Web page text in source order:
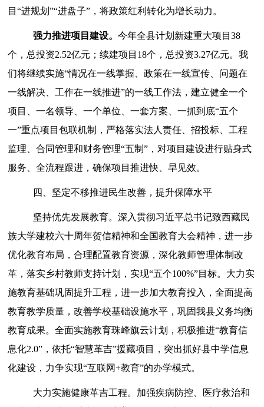
目“进规划”“进盘子”，将政策红利转化为增长动力。
强力推进项目建设。今年全县计划新建重大项目38
个，总投资2.52亿元；续建项目18个，总投资3.27亿元。我
们将继续实施“情况在一线掌握、政策在一线宣传、问题在
一线解决、工作在一线推进”的一线工作法，建立健全一个
项目、一名领导、一个单位、一套方案、一抓到底“五个
一”重点项目包联机制， 严格落实法人责任、招投标、工程
监理、合同管理和财务管理“五制”， 对项目建设进行贴身式
服务、全流程跟进，确保项目推进快、早见效。
四、坚定不移推进民生改善，提升保障水平
坚持优先发展教育。深入贯彻习近平总书记致西藏民
族大学建校六十周年贺信精神和全国教育大会精神，进一步
优化教育布局，合理配置教育资源，深化教师管理体制改
革，落实乡村教师支持计划，实现“五个100%”目标。大力实
施教育基础巩固提升工程，进一步加大教育投入，全面提高
教育教学质量，改善学校基础设施水平 ，巩固我县义务均衡
教育成果。全面实施教育珠峰旗云计划，积极推进“教育信
息化2.0”，依托“智慧革吉”援藏项目，突出抓好县中学信息
化建设，力争实现“互联网+教育”的办学模式。
大力实施健康革吉工程。 加强疾病防控、医疗救治和